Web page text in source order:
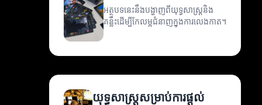
អត្ថបទនេះនឹងបង្ហាញពីយុទ្ធសាស្ត្រនិង
គន្លឹះដើម្បីកែលម្អជំនាញក្នុងការលេងកាត។
យុទ្ធសាស្ត្រសម្រាប់ការផ្ដល់